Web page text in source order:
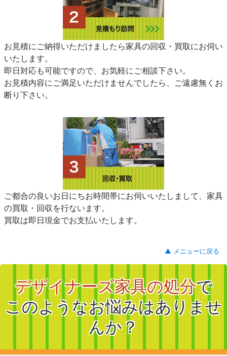
お見積にご納得いただけましたら家具の回収・買取にお伺い
いたします。
即日対応も可能ですので、お気軽にご相談下さい。
お見積内容にご満足いただけませんでしたら、ご遠慮無くお
断り下さい。
ご都合の良いお日にちお時間帯にお伺いいたしまして、家具
の買取・回収を行ないます。
買取は即日現金でお支払いたします。
▲ メニューに戻る
デザイナーズ家具の処分で
このようなお悩みはありませ
んか？